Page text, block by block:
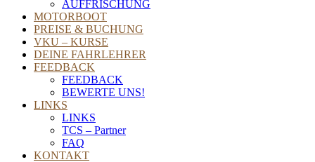
AUFFRISCHUNG
MOTORBOOT
PREISE & BUCHUNG
VKU – KURSE
DEINE FAHRLEHRER
FEEDBACK
FEEDBACK
BEWERTE UNS!
LINKS
LINKS
TCS – Partner
FAQ
KONTAKT